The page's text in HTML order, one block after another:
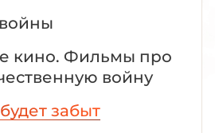
кино. Фильмы про
войну
забыт